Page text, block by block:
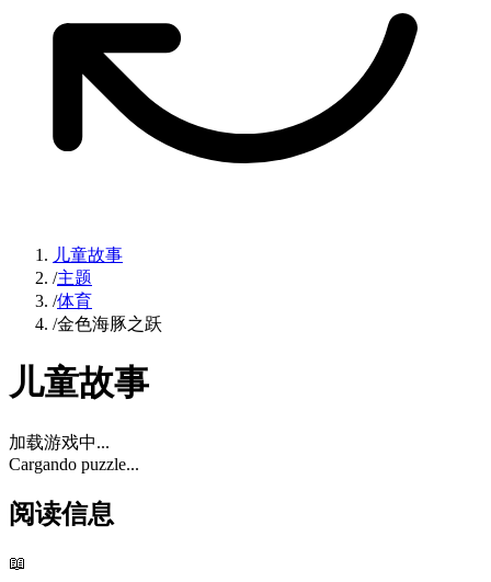
儿童故事
/主题
/体育
/金色海豚之跃
儿童故事
加载游戏中...
Cargando puzzle...
阅读信息
📖